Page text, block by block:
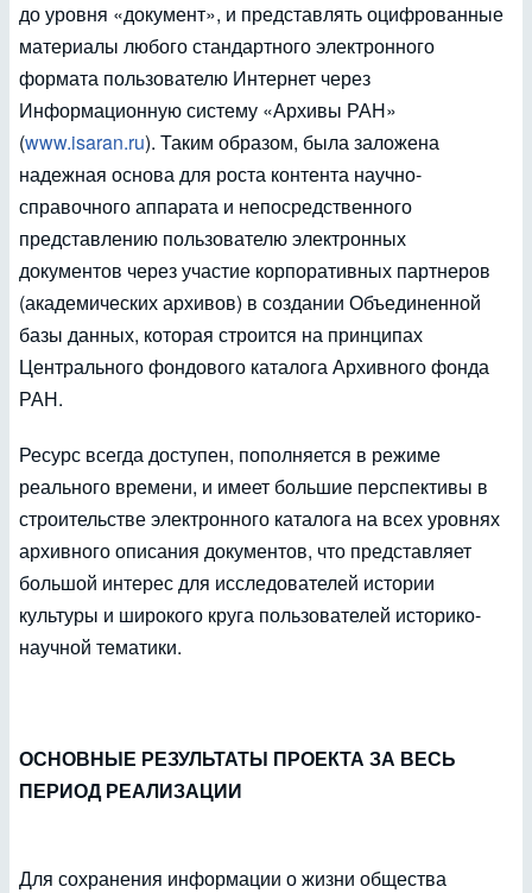
до уровня «документ», и представлять оцифрованные
материалы любого стандартного электронного
формата пользователю Интернет через
Информационную систему «Архивы РАН»
(www.isaran.ru). Таким образом, была заложена
надежная основа для роста контента научно-
справочного аппарата и непосредственного
представлению пользователю электронных
документов через участие корпоративных партнеров
(академических архивов) в создании Объединенной
базы данных, которая строится на принципах
Центрального фондового каталога Архивного фонда
РАН.
Ресурс всегда доступен, пополняется в режиме
реального времени, и имеет большие перспективы в
строительстве электронного каталога на всех уровнях
архивного описания документов, что представляет
большой интерес для исследователей истории
культуры и широкого круга пользователей историко-
научной тематики.
ОСНОВНЫЕ РЕЗУЛЬТАТЫ ПРОЕКТА ЗА ВЕСЬ
ПЕРИОД РЕАЛИЗАЦИИ
Для сохранения информации о жизни общества